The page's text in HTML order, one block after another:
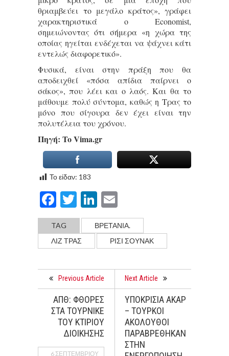
θριαμβεύει το μεγάλο κράτος», γράφει
χαρακτηριστικά ο Economist,
σημειώνοντας ότι σήμερα «η χώρα της
οποίας ηγείται ενδέχεται να ψάχνει κάτι
εντελώς διαφορετικό».
Φυσικά, είναι στην πράξη που θα
αποδειχθεί «πόσα απίδια παίρνει ο
σάκος», που λέει και ο λαός. Και θα το
μάθουμε πολύ σύντομα, καθώς η Τρας το
μόνο που σίγουρα δεν έχει είναι την
πολυτέλεια του χρόνου.
Πηγή: To Vima.gr
Το είδαν: 183
Facebook
TwitterLinkedIn
TAG
ΒΡΕΤΑΝΊΑ.
ΛΙΖ ΤΡΑΣ
ΡΙΣΙ ΣΟΥΝΑΚ
Previous Article
ΑΠΘ: ΦΘΟΡΕΣ
ΣΤΑ ΤΟΥΡΝΙΚΕ
ΤΟΥ ΚΤΙΡΙΟΥ
ΔΙΟΙΚΗΣΗΣ
6 ΣΕΠΤΕΜΒΡΊΟΥ
Next Article
ΥΠΟΚΡΙΣΙΑ ΑΚΑΡ
– ΤΟΥΡΚΟΙ
ΑΚΟΛΟΥΘΟΙ
ΠΑΡΑΒΡΕΘΗΚΑΝ
ΣΤΗΝ